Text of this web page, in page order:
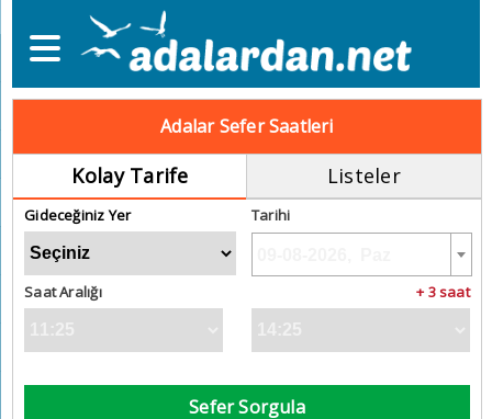
Adalar Sefer Saatleri
Kolay Tarife Listeler
Gideceğiniz Yer Tarihi
Saat Aralığı + 3 saat
Sefer Sorgula